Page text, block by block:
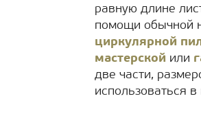
равную длине
помощи обычной
циркулярной
мастерской или
две части,
использоваться